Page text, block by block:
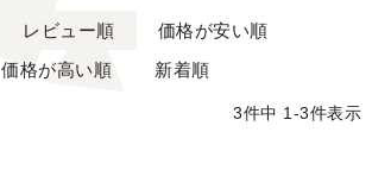
レビュー順
価格が安い順
価格が高い順
新着順
3件中 1 -3件表示